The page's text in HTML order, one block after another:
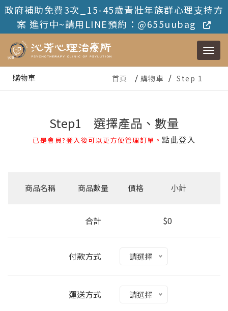
政府補助免費3次_15-45歲青壯年族群心理支持方
案 進行中~請用LINE預約：@655uubag
購物車 首頁 購物車 Step 1
Step1 選擇產品、數量
已是會員?登入後可以更方便管理訂單。 點此登入
商品名稱 商品數量 價格 小計
合計 $0
付款方式 請選擇
運送方式 請選擇